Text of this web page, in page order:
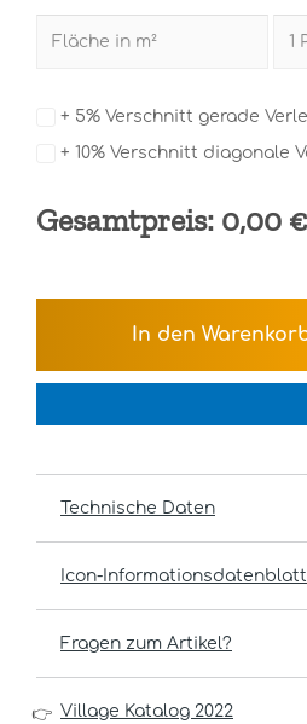
+ 5% Verschnitt gerade
+ 10% Verschnitt diagonale
Gesamtpreis: 0,00 €
In den
Technische Daten
Icon-Informationsdatenblatt
Fragen zum Artikel?
👉 Village Katalog 2022